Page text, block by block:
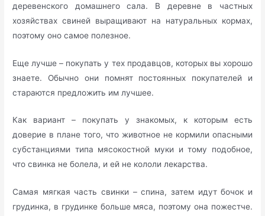
деревенского домашнего сала. В деревне в частных
хозяйствах свиней выращивают на натуральных кормах,
поэтому оно самое полезное.
Еще лучше – покупать у тех продавцов, которых вы хорошо
знаете. Обычно они помнят постоянных покупателей и
стараются предложить им лучшее.
Как вариант – покупать у знакомых, к которым есть
доверие в плане того, что животное не кормили опасными
субстанциями типа мясокостной муки и тому подобное,
что свинка не болела, и ей не кололи лекарства.
Самая мягкая часть свинки – спина, затем идут бочок и
грудинка, в грудинке больше мяса, поэтому она пожестче.